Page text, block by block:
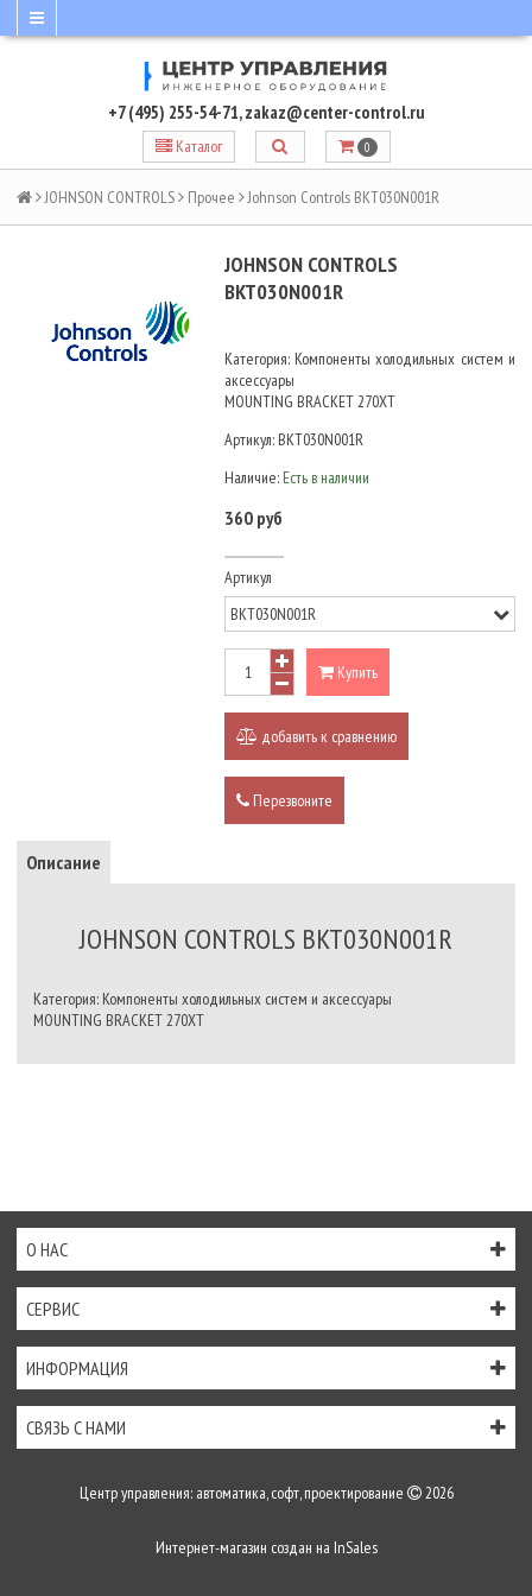
+7 (495) 255-54-71,zakaz@center-control.ru
Каталог 0
JOHNSON CONTROLS Прочее Johnson Controls BKT030N001R
JOHNSON CONTROLS
BKT030N001R
Категория: Компоненты холодильных систем и
аксессуары
MOUNTING BRACKET 270XT
Артикул: BKT030N001R
Наличие: Есть в наличии
360 руб
Артикул
Купить
добавить к сравнению
Перезвоните
Описание
JOHNSON CONTROLS BKT030N001R
Категория: Компоненты холодильных систем и аксессуары
MOUNTING BRACKET 270XT
О НАС
СЕРВИС
ИНФОРМАЦИЯ
СВЯЗЬ С НАМИ
Центр управления: автоматика, софт, проектирование 2026
Интернет-магазин создан на InSales